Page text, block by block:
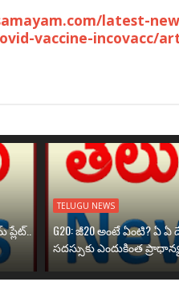
latest-
vaccine-incovacc/
TELUGU NEWS
G20: జీ20 అంటే ఏంటి? ఏ ఏ
సదస్సుకు ఎందుకింత